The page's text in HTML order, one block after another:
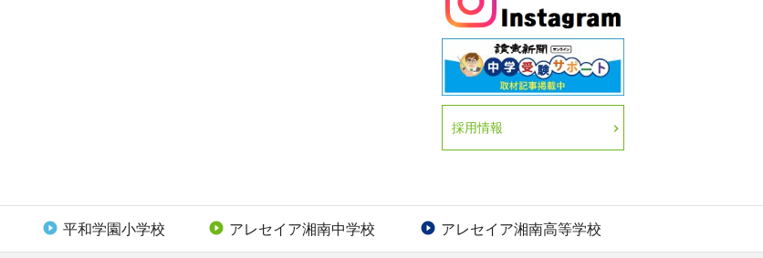
採用情報
 平和学園小学校  アレセイア湘南中学校  アレセイア湘南高等学校